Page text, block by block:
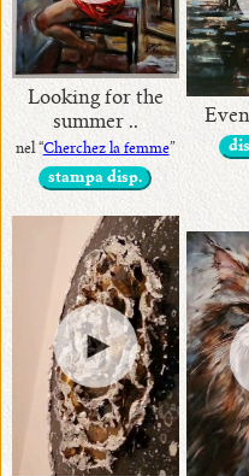
Looking for the
summer ..
nel “ Cherchez la femme”
stampa disp.